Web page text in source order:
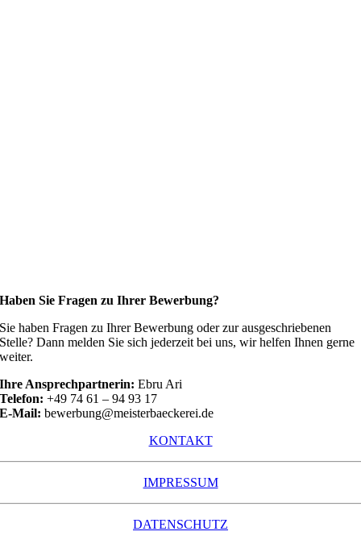
Haben Sie Fragen zu Ihrer Bewerbung?
Sie haben Fragen zu Ihrer Bewerbung oder zur ausgeschriebenen
Stelle? Dann melden Sie sich jederzeit bei uns, wir helfen Ihnen gerne
weiter.
Ihre Ansprechpartnerin: Ebru Ari
Telefon: +49 74 61 – 94 93 17
E-Mail: bewerbung@meisterbaeckerei.de
KONTAKT
IMPRESSUM
DATENSCHUTZ